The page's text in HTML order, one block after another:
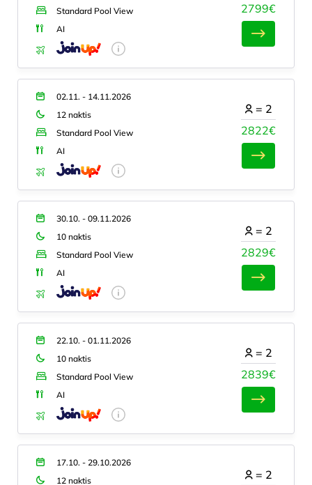
Standard Pool View
AI
2799€
02.11. - 14.11.2026
12 naktis
Standard Pool View
AI
2822€
= 2
30.10. - 09.11.2026
10 naktis
Standard Pool View
AI
2829€
= 2
22.10. - 01.11.2026
10 naktis
Standard Pool View
AI
2839€
= 2
17.10. - 29.10.2026
12 naktis
= 2